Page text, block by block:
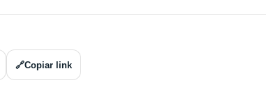
🔗Copiar link